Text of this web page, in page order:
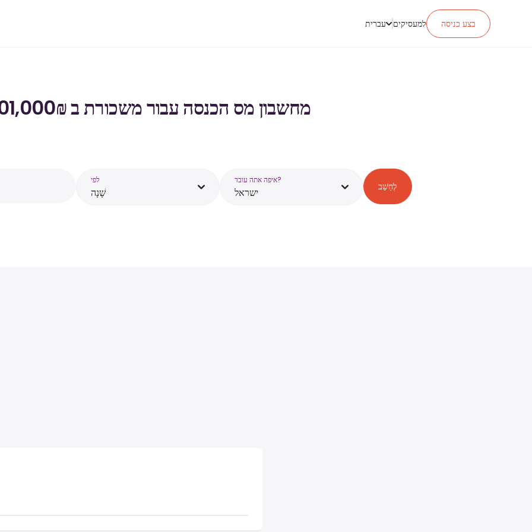
עברית למעסיקים בצע כניסה
מחשבון מס הכנסה עבור משכורת ב ₪‏101,000 ‏ ב- ישראל - 2026
לפי
שָׁנָה
איפה אתה עובד?
ישראל לְחַשֵׁב